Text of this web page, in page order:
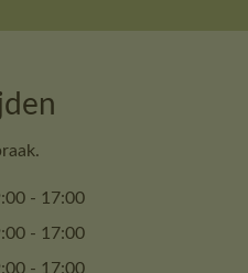
- 17:00
- 17:00
- 17:00